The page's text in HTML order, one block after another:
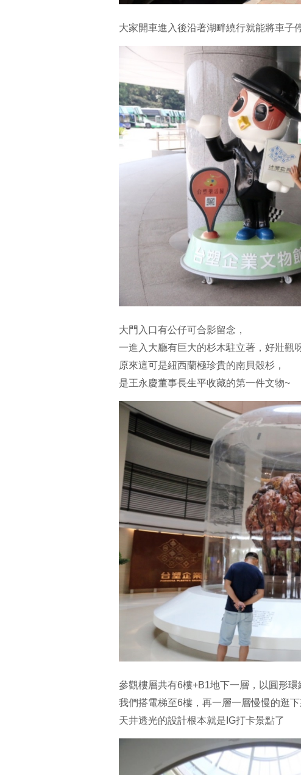
大家開車進入後沿著湖畔繞行就能將車子
大門入口有公仔可合影留念，
一進入大廳有巨大的杉木駐立著，好壯觀
原來這可是紐西蘭極珍貴的南貝殼杉，
是王永慶董事長生平收藏的第一件文物~
參觀樓層共有6樓+B1地下一層，以圓形環
我們搭電梯至6樓，再一層一層慢慢的逛下
天井透光的設計根本就是IG打卡景點了